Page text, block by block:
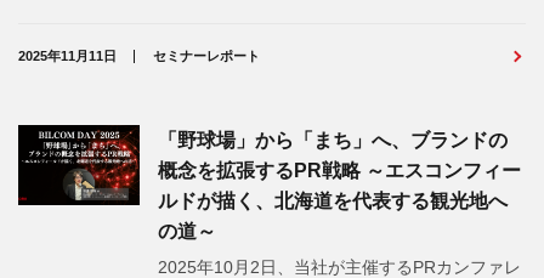
2025年11月11日 セミナーレポート
「野球場」から「まち」へ、ブランドの
概念を拡張するPR戦略 ～エスコンフィー
ルドが描く、北海道を代表する観光地へ
の道～
2025年10月2日、当社が主催するPRカンファレ